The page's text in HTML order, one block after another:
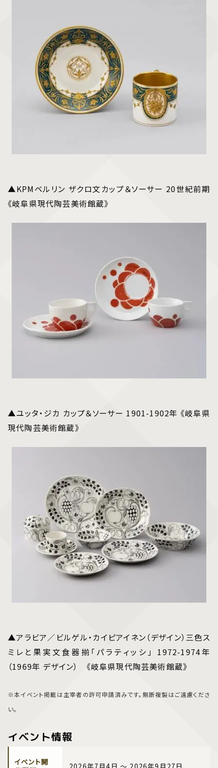
▲KPMベルリン ザクロ文カップ＆ソーサー 20世紀前期
《岐阜県現代陶芸美術館蔵》
▲ユッタ・ジカ カップ＆ソーサー 1901-1902年 《岐阜県
現代陶芸美術館蔵》
▲アラビア／ビルゲル・カイピアイネン（デザイン）三色ス
ミレと果実文食器揃「パラティッシ」 1972-1974年
（1969年 デザイン） 《岐阜県現代陶芸美術館蔵》
※本イベント掲載は主宰者の許可申請済みです。無断複製はご遠慮くださ
い。
イベント情報
イベント開